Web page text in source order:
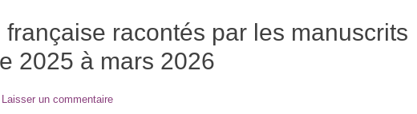
racontés par les manuscrits
2025 à mars 2026
Laisser un commentaire